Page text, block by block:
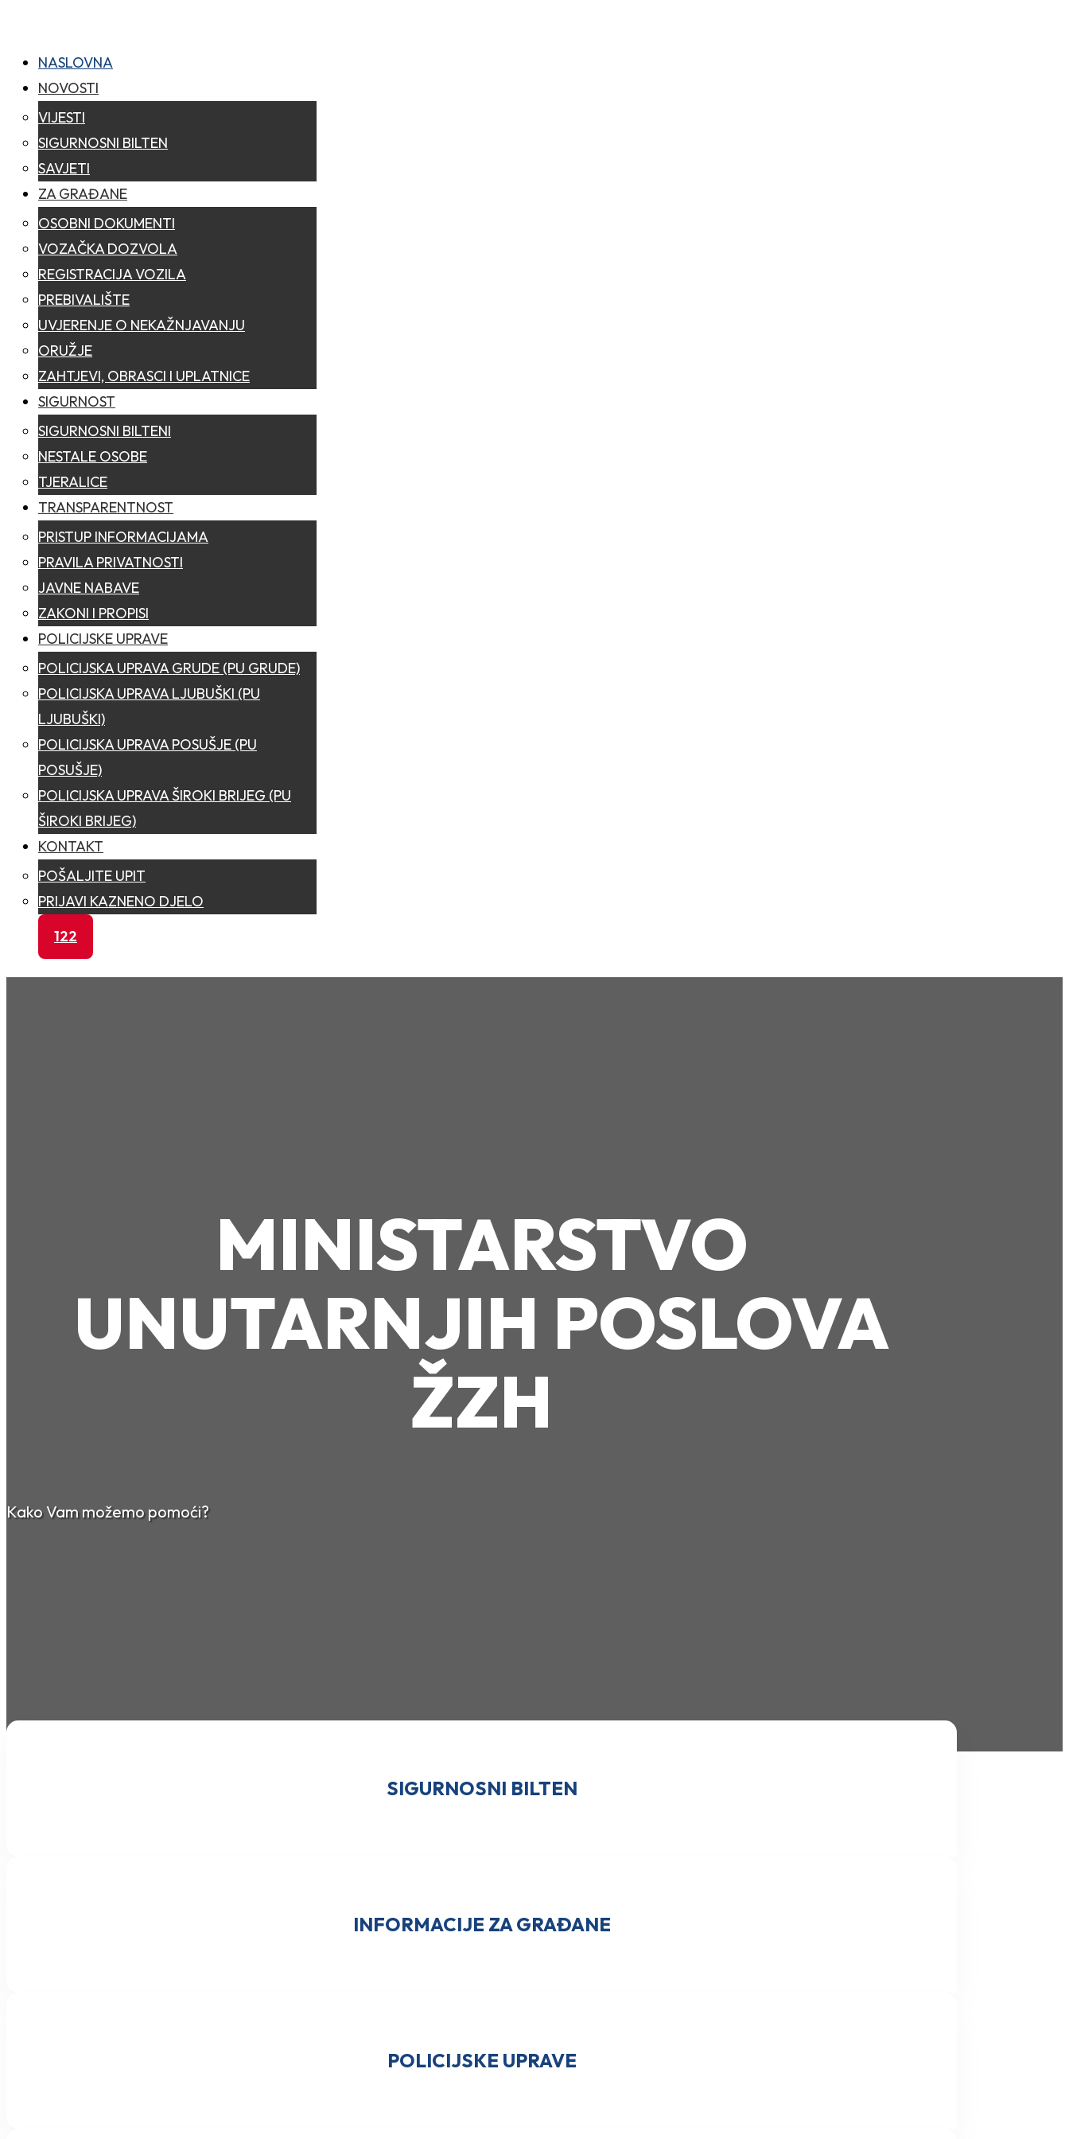
NASLOVNA
NOVOSTI
VIJESTI
SIGURNOSNI BILTEN
SAVJETI
ZA GRAĐANE
OSOBNI DOKUMENTI
VOZAČKA DOZVOLA
REGISTRACIJA VOZILA
PREBIVALIŠTE
UVJERENJE O NEKAŽNJAVANJU
ORUŽJE
ZAHTJEVI, OBRASCI I UPLATNICE
SIGURNOST
SIGURNOSNI BILTENI
NESTALE OSOBE
TJERALICE
TRANSPARENTNOST
PRISTUP INFORMACIJAMA
PRAVILA PRIVATNOSTI
JAVNE NABAVE
ZAKONI I PROPISI
POLICIJSKE UPRAVE
POLICIJSKA UPRAVA GRUDE (PU GRUDE)
POLICIJSKA UPRAVA LJUBUŠKI (PU
LJUBUŠKI)
POLICIJSKA UPRAVA POSUŠJE (PU
POSUŠJE)
POLICIJSKA UPRAVA ŠIROKI BRIJEG (PU
ŠIROKI BRIJEG)
KONTAKT
POŠALJITE UPIT
PRIJAVI KAZNENO DJELO
122
MINISTARSTVO
UNUTARNJIH POSLOVA
ŽZH
Kako Vam možemo pomoći?
SIGURNOSNI BILTEN
INFORMACIJE ZA GRAĐANE
POLICIJSKE UPRAVE